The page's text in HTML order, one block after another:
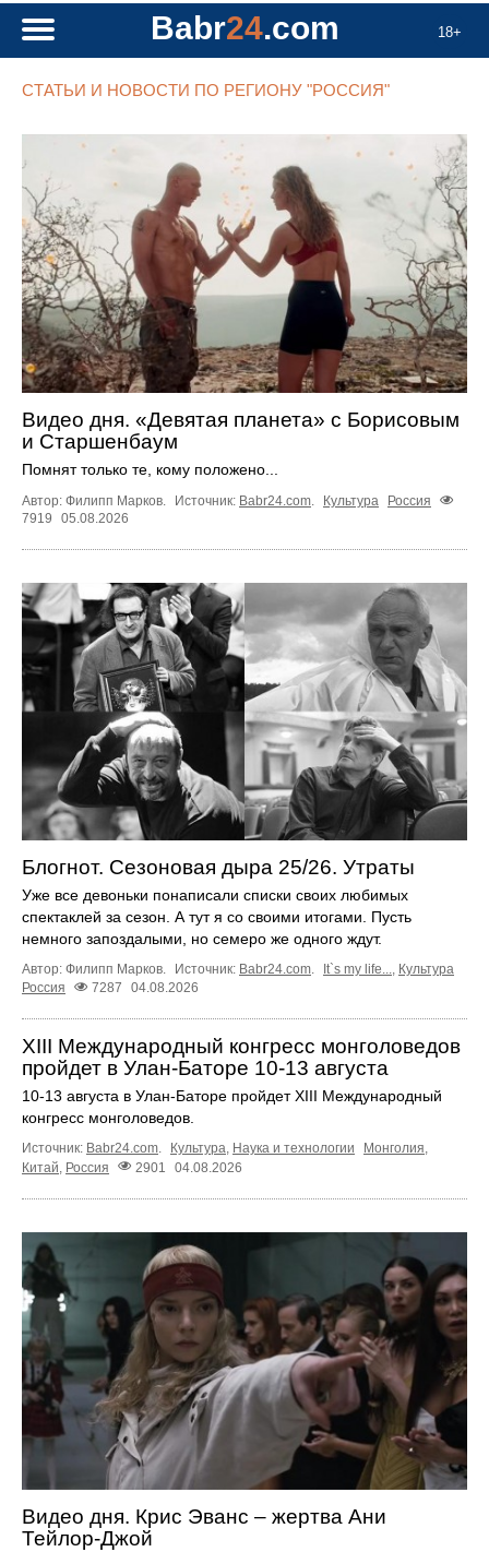
18+
Babr24.com
СТАТЬИ И НОВОСТИ ПО РЕГИОНУ "РОССИЯ"
Видео дня. «Девятая планета» с Борисовым
и Старшенбаум
Помнят только те, кому положено...
Автор: Филипп Марков. Источник: Babr24.com Культура
Россия
7919
05.08.2026
Блогнот. Сезоновая дыра 25/26. Утраты
Уже все девоньки понаписали списки своих любимых
спектаклей за сезон. А тут я со своими итогами. Пусть
немного запоздалыми, но семеро же одного ждут.
Автор: Филипп Марков. Источник: Babr24.com. It`s my life..., Культура
Россия
7287 04.08.2026
XIII Международный конгресс монголоведов
пройдет в Улан-Баторе 10-13 августа
10-13 августа в Улан-Баторе пройдет XIII Международный
конгресс монголоведов.
Источник: Babr24.com. Культура, Наука и технологии Монголия,
Китай Россия 2901 04.08.2026
Видео дня. Крис Эванс – жертва Ани
Тейлор-Джой